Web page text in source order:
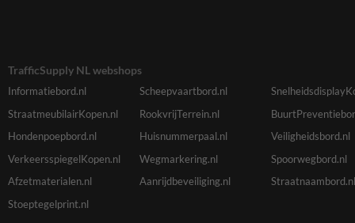
TrafficSupply NL webshops
Informatiebord.nl Scheepvaartbord.nl
StraatmeubilairKopen.nl
RookvrijTerrein.nl
Hondenpoepbord.nl
Huisnummerpaal.nl
Veiligheidsbord.nl
VerkeersspiegelKopen.nl
Wegmarkering.nl
Spoorwegbord.nl
Afzetmaterialen.nl
Aanrijdbeveiliging.nl
Straatnaambord.nl
Stoeptegelprint.nl